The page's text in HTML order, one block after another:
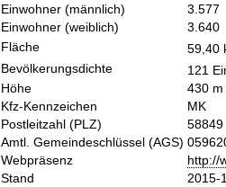
Einwohner (männlich)
3.577
Einwohner (weiblich)
3.640
Fläche
59,40
Bevölkerungsdichte
121
Höhe
430 m
Kfz-Kennzeichen
MK
Postleitzahl (PLZ)
58849
Amtl. Gemeindeschlüssel (AGS)
Webpräsenz
http://
Stand
2015-